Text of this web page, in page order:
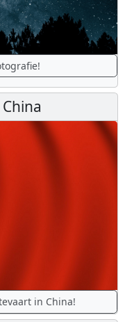
in China!